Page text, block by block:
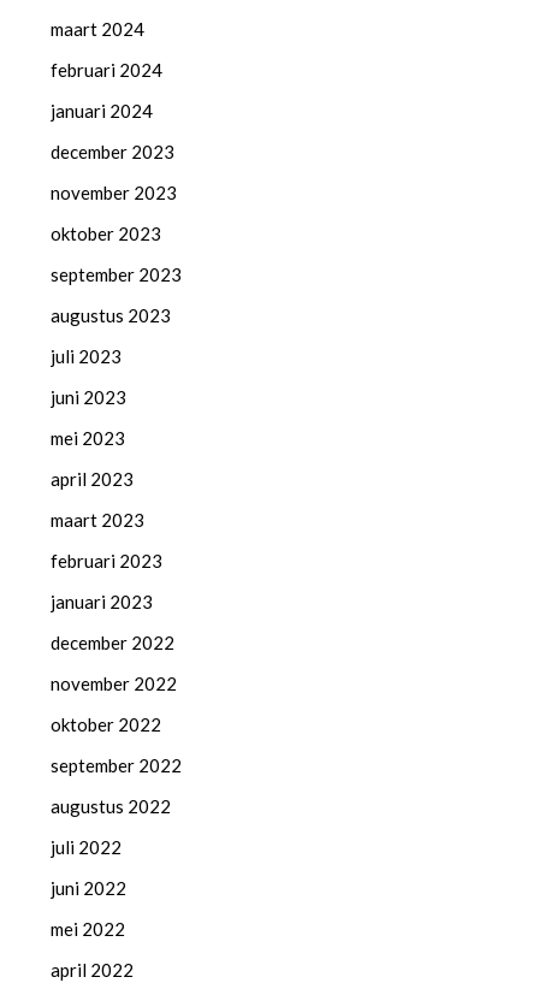
maart 2024
februari 2024
januari 2024
december 2023
november 2023
oktober 2023
september 2023
augustus 2023
juli 2023
juni 2023
mei 2023
april 2023
maart 2023
februari 2023
januari 2023
december 2022
november 2022
oktober 2022
september 2022
augustus 2022
juli 2022
juni 2022
mei 2022
april 2022